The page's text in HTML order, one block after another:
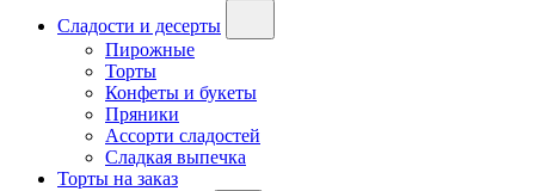
Сладости и десерты
Пирожные
Торты
Конфеты и букеты
Пряники
Ассорти сладостей
Сладкая выпечка
Торты на заказ